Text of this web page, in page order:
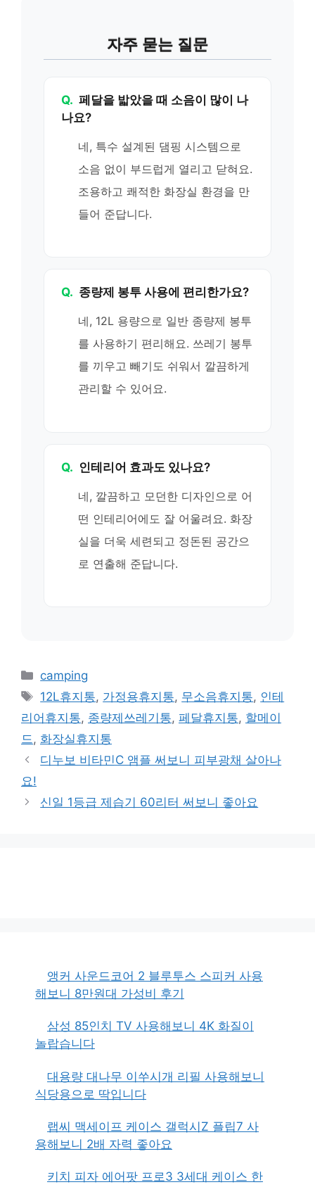
자주 묻는 질문
Q. 페달을 밟았을 때 소음이 많이 나
나요?
네, 특수 설계된 댐핑 시스템으로
소음 없이 부드럽게 열리고 닫혀요.
조용하고 쾌적한 화장실 환경을 만
들어 준답니다.
Q. 종량제 봉투 사용에 편리한가요?
네, 12L 용량으로 일반 종량제 봉투
를 사용하기 편리해요. 쓰레기 봉투
를 끼우고 빼기도 쉬워서 깔끔하게
관리할 수 있어요.
Q. 인테리어 효과도 있나요?
네, 깔끔하고 모던한 디자인으로 어
떤 인테리어에도 잘 어울려요. 화장
실을 더욱 세련되고 정돈된 공간으
로 연출해 준답니다.
카
테
리
camping
태
그
12L휴지통, 가정용휴지통, 무소음휴지통, 인테
리어휴지통, 종량제쓰레기통, 페달휴지통, 할메이
드, 화장실휴지통
디누보 비타민C 앰플 써보니 피부광채 살아나
요!
신일 1등급 제습기 60리터 써보니 좋아요
앵커 사운드코어 2 블루투스 스피커 사용
해보니 8만원대 가성비 후기
삼성 85인치 TV 사용해보니 4K 화질이
놀랍습니다
대용량 대나무 이쑤시개 리필 사용해보니
식당용으로 딱입니다
랩씨 맥세이프 케이스 갤럭시Z 플립7 사
용해보니 2배 자력 좋아요
키치 피자 에어팟 프로3 3세대 케이스 한